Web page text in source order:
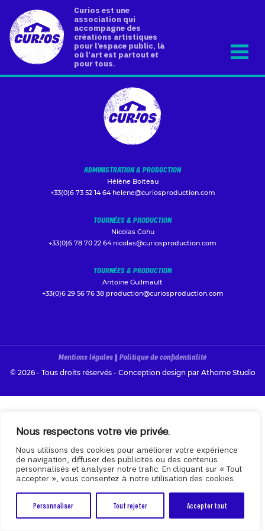
Nous respectons votre vie privée.
Nous utilisons des cookies pour améliorer votre expérience
de navigation, diffuser des publicités ou des contenus
personnalisés et analyser notre trafic. En cliquant sur « Tout
accepter », vous consentez à notre utilisation des cookies.
Personnaliser Tout rejeter Accepter tout
Curios est une
association qui
accompagne des
créations artistiques
pour l’espace public, là
où l’art est partout et
pour tous.
ADMINISTRATION & PRODUCTION
Hélène Boiteau
+33(0)6 73 52 14 64 helene@curiosproduction.com
TOURNÉES & PRODUCTION
Nicolas Cohu
+33(0)6 78 70 22 64 nicolas@curiosproduction.com
TOURNÉES & PRODUCTION
Antoine Guilmault
+33(0)6 29 56 76 38 production@curiosproduction.com
Mentions légales | Politique de confidentialité
© 2026 - Tous droits réservés - Conception design par Athome Studio